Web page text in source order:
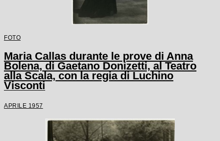
FOTO
Maria Callas durante le prove di Anna
Bolena, di Gaetano Donizetti, al Teatro
alla Scala, con la regia di Luchino
Visconti
APRILE 1957